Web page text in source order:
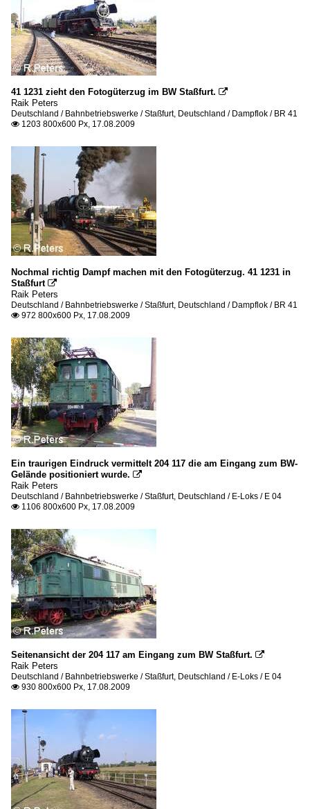
41 1231 zieht den Fotogüterzug im BW Staßfurt. 
Raik Peters
Deutschland / Bahnbetriebswerke / Staßfurt, Deutschland / Dampflok / BR 41
 1203 800x600 Px, 17.08.2009
Nochmal richtig Dampf machen mit den Fotogüterzug. 41 1231 in
Staßfurt 
Raik Peters
Deutschland / Bahnbetriebswerke / Staßfurt, Deutschland / Dampflok / BR 41
 972 800x600 Px, 17.08.2009
Ein traurigen Eindruck vermittelt 204 117 die am Eingang zum BW-
Gelände positioniert wurde. 
Raik Peters
Deutschland / Bahnbetriebswerke / Staßfurt, Deutschland / E-Loks / E 04
 1106 800x600 Px, 17.08.2009
Seitenansicht der 204 117 am Eingang zum BW Staßfurt. 
Raik Peters
Deutschland / Bahnbetriebswerke / Staßfurt, Deutschland / E-Loks / E 04
 930 800x600 Px, 17.08.2009